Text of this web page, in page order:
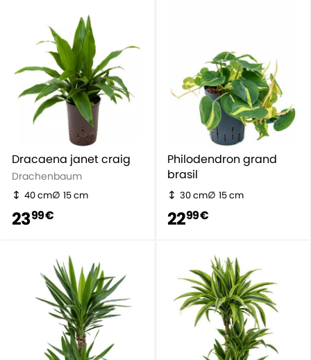
Dracaena janet craig
Drachenbaum
40 cm 15 cm
2399 €
Philodendron grand
brasil
30 cm 15 cm
2299 €